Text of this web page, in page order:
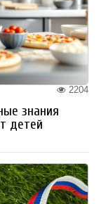
2204
знания
детей